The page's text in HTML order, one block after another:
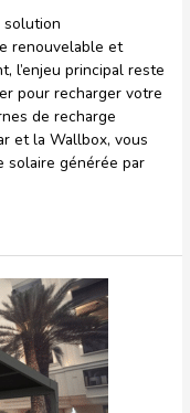
solution
renouvelable et
l’enjeu principal reste
pour recharger votre
de recharge
et la Wallbox, vous
solaire générée par